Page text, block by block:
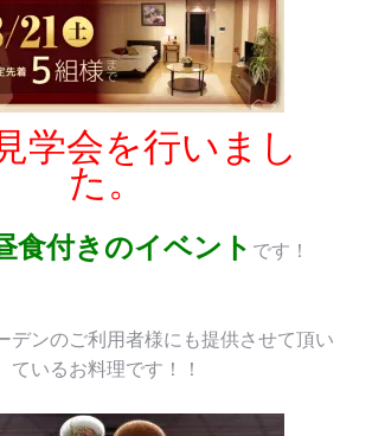
学会を行いまし
た。
食付きのイベント です！
デンのご利用者様にも提供させて頂い
ているお料理です！！